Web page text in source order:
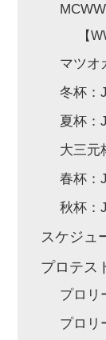
【
マツオ
冬杯：
夏杯：
大三元
春杯：
秋杯：
スケジュ
プロテス
プロリ
プロリ